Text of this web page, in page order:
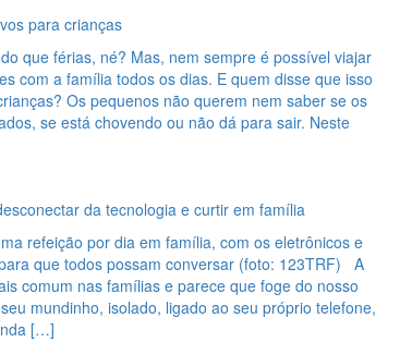
para crianças
que férias, né? Mas, nem sempre é possível viajar
com a família todos os dias. E quem disse que isso
Os pequenos não querem nem saber se os
se está chovendo ou não dá para sair. Neste
da tecnologia e curtir em família
refeição por dia em família, com os eletrônicos e
que todos possam conversar (foto: 123TRF) A
comum nas famílias e parece que foge do nosso
mundinho, isolado, ligado ao seu próprio telefone,
[…]